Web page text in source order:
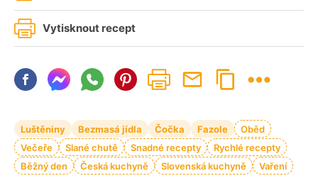
Vytisknout recept
Luštěniny Bezmasá jídla Čočka Fazole
Oběd
Večeře
Slané chutě Snadné recepty
Rychlé recepty
Běžný den
Česká kuchyně Slovenská kuchyně Vaření